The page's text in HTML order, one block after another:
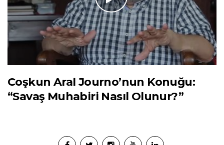
Coşkun Aral Journo’nun Konuğu:
“Savaş Muhabiri Nasıl Olunur?”